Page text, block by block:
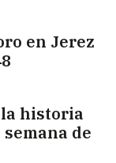
en Jerez
historia
de